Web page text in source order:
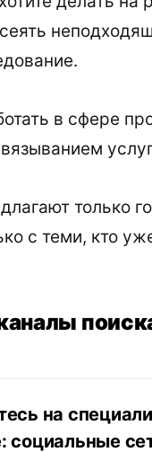
в сфере
только
с теми, кто
на
социальные